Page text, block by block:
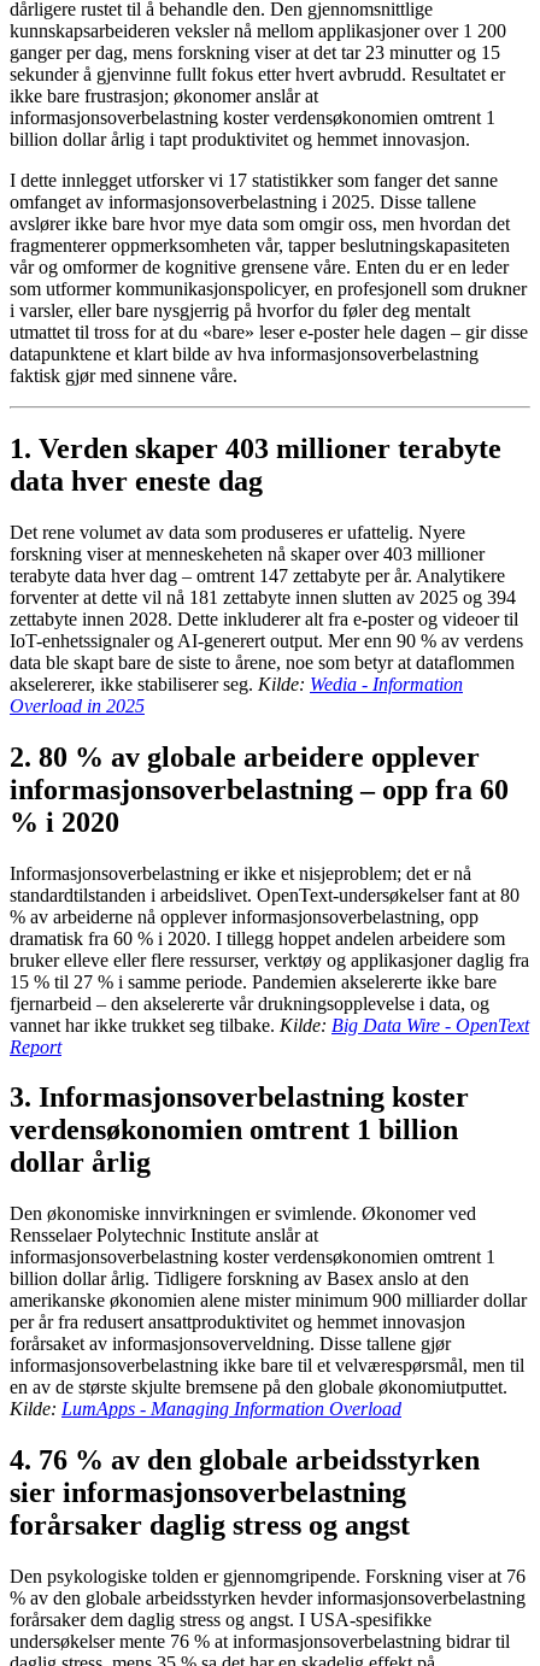
dårligere rustet til å behandle den. Den gjennomsnittlige
kunnskapsarbeideren veksler nå mellom applikasjoner over 1 200
ganger per dag, mens forskning viser at det tar 23 minutter og 15
sekunder å gjenvinne fullt fokus etter hvert avbrudd. Resultatet er
ikke bare frustrasjon; økonomer anslår at
informasjonsoverbelastning koster verdensøkonomien omtrent 1
billion dollar årlig i tapt produktivitet og hemmet innovasjon.
I dette innlegget utforsker vi 17 statistikker som fanger det sanne
omfanget av informasjonsoverbelastning i 2025. Disse tallene
avslører ikke bare hvor mye data som omgir oss, men hvordan det
fragmenterer oppmerksomheten vår, tapper beslutningskapasiteten
vår og omformer de kognitive grensene våre. Enten du er en leder
som utformer kommunikasjonspolicyer, en profesjonell som drukner
i varsler, eller bare nysgjerrig på hvorfor du føler deg mentalt
utmattet til tross for at du «bare» leser e-poster hele dagen – gir disse
datapunktene et klart bilde av hva informasjonsoverbelastning
faktisk gjør med sinnene våre.
1. Verden skaper 403 millioner terabyte
data hver eneste dag
Det rene volumet av data som produseres er ufattelig. Nyere
forskning viser at menneskeheten nå skaper over 403 millioner
terabyte data hver dag – omtrent 147 zettabyte per år. Analytikere
forventer at dette vil nå 181 zettabyte innen slutten av 2025 og 394
zettabyte innen 2028. Dette inkluderer alt fra e-poster og videoer til
IoT-enhetssignaler og AI-generert output. Mer enn 90 % av verdens
data ble skapt bare de siste to årene, noe som betyr at dataflommen
akselererer, ikke stabiliserer seg. Kilde: Wedia - Information
Overload in 2025
2. 80 % av globale arbeidere opplever
informasjonsoverbelastning – opp fra 60
% i 2020
Informasjonsoverbelastning er ikke et nisjeproblem; det er nå
standardtilstanden i arbeidslivet. OpenText-undersøkelser fant at 80
% av arbeiderne nå opplever informasjonsoverbelastning, opp
dramatisk fra 60 % i 2020. I tillegg hoppet andelen arbeidere som
bruker elleve eller flere ressurser, verktøy og applikasjoner daglig fra
15 % til 27 % i samme periode. Pandemien akselererte ikke bare
fjernarbeid – den akselererte vår drukningsopplevelse i data, og
vannet har ikke trukket seg tilbake. Kilde: Big Data Wire - OpenText
Report
3. Informasjonsoverbelastning koster
verdensøkonomien omtrent 1 billion
dollar årlig
Den økonomiske innvirkningen er svimlende. Økonomer ved
Rensselaer Polytechnic Institute anslår at
informasjonsoverbelastning koster verdensøkonomien omtrent 1
billion dollar årlig. Tidligere forskning av Basex anslo at den
amerikanske økonomien alene mister minimum 900 milliarder dollar
per år fra redusert ansattproduktivitet og hemmet innovasjon
forårsaket av informasjonsoverveldning. Disse tallene gjør
informasjonsoverbelastning ikke bare til et velværespørsmål, men til
en av de største skjulte bremsene på den globale økonomiutputtet.
Kilde: LumApps - Managing Information Overload
4. 76 % av den globale arbeidsstyrken
sier informasjonsoverbelastning
forårsaker daglig stress og angst
Den psykologiske tolden er gjennomgripende. Forskning viser at 76
% av den globale arbeidsstyrken hevder informasjonsoverbelastning
forårsaker dem daglig stress og angst. I USA-spesifikke
undersøkelser mente 76 % at informasjonsoverbelastning bidrar til